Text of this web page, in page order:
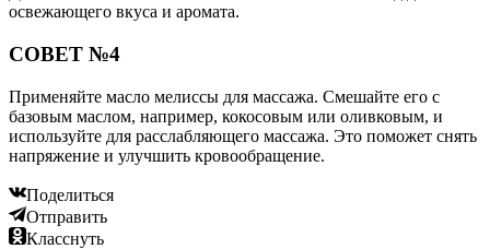
освежающего вкуса и аромата.
СОВЕТ №4
Применяйте масло мелиссы для массажа. Смешайте его с
базовым маслом, например, кокосовым или оливковым, и
используйте для расслабляющего массажа. Это поможет снять
напряжение и улучшить кровообращение.
Поделиться
Отправить
Класснуть